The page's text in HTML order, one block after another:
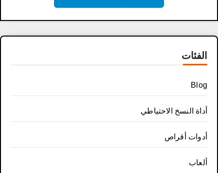
الفئات
Blog
أداة النسخ الاحتياطي
أدوات أقراص
ألعاب